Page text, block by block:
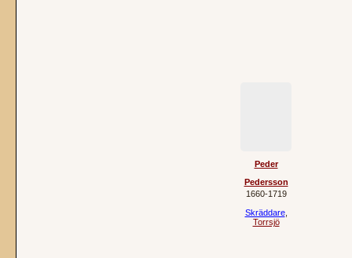
Peder
Pedersson
1660‐1719
Skräddare,
Torrsjö